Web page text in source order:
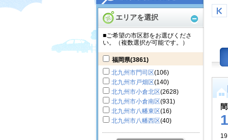
エリアを選択
■ご希望の市区郡をお選びくださ
い。（複数選択が可能です。）
福岡県(3861)
北九州市門司区(106)
北九州市戸畑区(140)
北九州市小倉北区(2628)
北九州市小倉南区(931)
北九州市八幡東区(16)
北九州市八幡西区(40)